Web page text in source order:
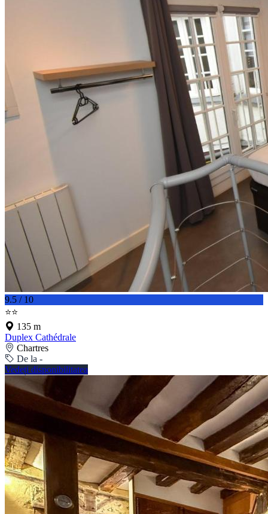
9.5 / 10
⭐⭐
135 m
Duplex Cathédrale
Chartres
De la -
Vedeți disponibilitatea